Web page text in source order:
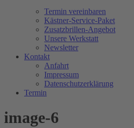
Termin vereinbaren
Kästner-Service-Paket
Zusatzbrillen-Angebot
Unsere Werkstatt
Newsletter
Kontakt
Anfahrt
Impressum
Datenschutzerklärung
Termin
image-6